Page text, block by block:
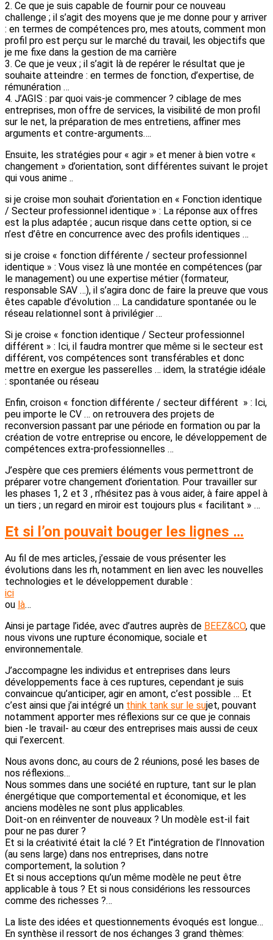
2. Ce que je suis capable de fournir pour ce nouveau
challenge ; il s’agit des moyens que je me donne pour y arriver
: en termes de compétences pro, mes atouts, comment mon
profil pro est perçu sur le marché du travail, les objectifs que
je me fixe dans la gestion de ma carrière
3. Ce que je veux ; il s’agit là de repérer le résultat que je
souhaite atteindre : en termes de fonction, d’expertise, de
rémunération …
4. J’AGIS : par quoi vais-je commencer ? ciblage de mes
entreprises, mon offre de services, la visibilité de mon profil
sur le net, la préparation de mes entretiens, affiner mes
arguments et contre-arguments….
Ensuite, les stratégies pour « agir » et mener à bien votre «
changement » d’orientation, sont différentes suivant le projet
qui vous anime ..
si je croise mon souhait d’orientation en « Fonction identique
/ Secteur professionnel identique » : La réponse aux offres
est la plus adaptée ; aucun risque dans cette option, si ce
n’est d’être en concurrence avec des profils identiques …
si je croise « fonction différente / secteur professionnel
identique » : Vous visez là une montée en compétences (par
le management) ou une expertise métier (formateur,
responsable SAV …), il s’agira donc de faire la preuve que vous
êtes capable d’évolution … La candidature spontanée ou le
réseau relationnel sont à privilégier …
Si je croise « fonction identique / Secteur professionnel
différent » : Ici, il faudra montrer que même si le secteur est
différent, vos compétences sont transférables et donc
mettre en exergue les passerelles … idem, la stratégie idéale
: spontanée ou réseau
Enfin, croison « fonction différente / secteur différent » : Ici,
peu importe le CV … on retrouvera des projets de
reconversion passant par une période en formation ou par la
création de votre entreprise ou encore, le développement de
compétences extra-professionnelles …
J’espère que ces premiers éléments vous permettront de
préparer votre changement d’orientation. Pour travailler sur
les phases 1, 2 et 3 , n’hésitez pas à vous aider, à faire appel à
un tiers ; un regard en miroir est toujours plus « facilitant » …
Et si l’on pouvait bouger les lignes …
Au fil de mes articles, j’essaie de vous présenter les
évolutions dans les rh, notamment en lien avec les nouvelles
technologies et le développement durable :
ici
ou là…
Ainsi je partage l’idée, avec d’autres auprès de BEEZ&CO, que
nous vivons une rupture économique, sociale et
environnementale.
J’accompagne les individus et entreprises dans leurs
développements face à ces ruptures, cependant je suis
convaincue qu’anticiper, agir en amont, c’est possible … Et
c’est ainsi que j’ai intégré un think tank sur le sujet, pouvant
notamment apporter mes réflexions sur ce que je connais
bien -le travail- au cœur des entreprises mais aussi de ceux
qui l’exercent.
Nous avons donc, au cours de 2 réunions, posé les bases de
nos réflexions…
Nous sommes dans une société en rupture, tant sur le plan
énergétique que comportemental et économique, et les
anciens modèles ne sont plus applicables.
Doit-on en réinventer de nouveaux ? Un modèle est-il fait
pour ne pas durer ?
Et si la créativité était la clé ? Et l’’intégration de l’Innovation
(au sens large) dans nos entreprises, dans notre
comportement, la solution ?
Et si nous acceptions qu’un même modèle ne peut être
applicable à tous ? Et si nous considérions les ressources
comme des richesses ?…
La liste des idées et questionnements évoqués est longue…
En synthèse il ressort de nos échanges 3 grand thèmes: